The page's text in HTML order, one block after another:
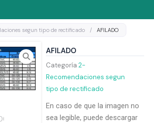
segun tipo de rectificado / AFILADO
AFILADO
Categoría 2-
Recomendaciones segun
tipo de rectificado
En caso de que la imagen no
sea legible, puede descargar